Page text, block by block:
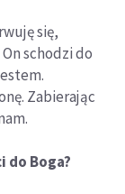
się,
schodzi do
Zabierając
do Boga?